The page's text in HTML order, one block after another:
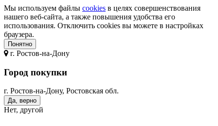
Мы используем файлы cookies в целях совершенствования
нашего веб-сайта, а также повышения удобства его
использования. Отключить cookies вы можете в настройках
браузера.
Понятно
г. Ростов-на-Дону
Город покупки
г. Ростов-на-Дону, Ростовская обл.
Да, верно
Нет, другой